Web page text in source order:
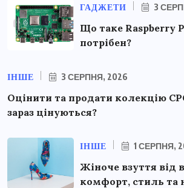
ГАДЖЕТИ 3
Що таке Raspberry
потрібен?
ІНШЕ 3 СЕРПНЯ, 2026
Оцінити та продати колекцію
зараз цінуються?
ІНШЕ 1 СЕРПНЯ,
Жіноче взуття від
комфорт, стиль та